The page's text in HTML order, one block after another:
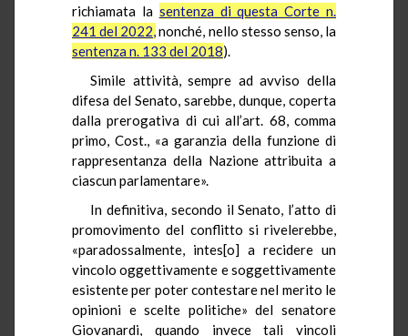
richiamata la sentenza di questa Corte n.
241 del 2022,nonché, nello stesso senso, la
sentenza n. 133 del 2018).
Simile attività, sempre ad avviso della
difesa del Senato, sarebbe, dunque, coperta
dalla prerogativa di cui all’art. 68, comma
primo, Cost., «a garanzia della funzione di
rappresentanza della Nazione attribuita a
ciascun parlamentare».
In definitiva, secondo il Senato, l’atto di
promovimento del conflitto si rivelerebbe,
«paradossalmente, intes[o] a recidere un
vincolo oggettivamente e soggettivamente
esistente per poter contestare nel merito le
opinioni e scelte politiche» del senatore
Giovanardi, quando invece tali vincoli